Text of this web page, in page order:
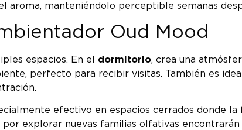
aroma, manteniéndolo perceptible semanas
Oud Mood
espacios. En el dormitorio, crea una
perfecto para recibir visitas. También es
efectivo en espacios cerrados donde
explorar nuevas familias olfativas